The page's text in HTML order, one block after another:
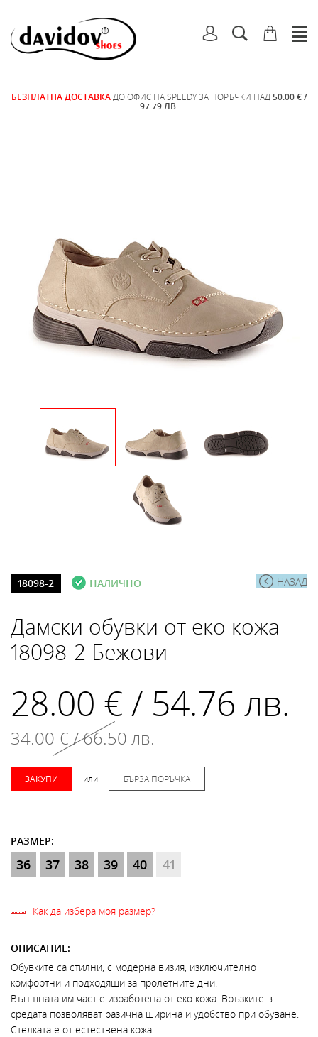
БЕЗПЛАТНА ДОСТАВКА ДО ОФИС НА SPEEDY ЗА ПОРЪЧКИ НАД 50.00 € /
97.79 ЛВ.
НАЗАД
18098-2 НАЛИЧНО
Дамски обувки от еко кожа
18098-2 Бежови
28.00 € / 54.76 лв.
34.00 € / 66.50 лв.
ЗАКУПИ или БЪРЗА ПОРЪЧКА
РАЗМЕР:
36 37 38 39 40 41
Как да избера моя размер?
ОПИСАНИЕ:
Обувкитe са стилни, с модерна визия, изключително
комфортни и подходящи за пролетните дни.
Външната им част е изработена от еко кожа. Връзките в
средата позволяват разична ширина и удобство при обуване.
Стелката е от естествена кожа.